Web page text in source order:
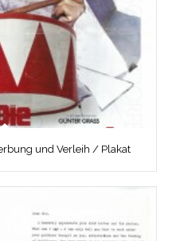
und Verleih / Plakat